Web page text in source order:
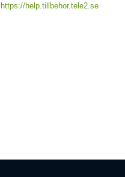
https://help.tillbehor.tele2.se